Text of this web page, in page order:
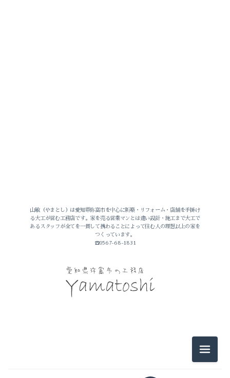
山敏のこと
仕事のこと
山敏（やまとし）は愛知県弥富市を中心に新築・リフォーム・店舗を手掛け
る大工が営む工務店です。家を売る営業マンとは違い設計・施工まで大工で
あるスタッフが全てを一貫して携わることによって住む人の理想以上の家を
つくっています。
☎0567-68-1831
メニュ